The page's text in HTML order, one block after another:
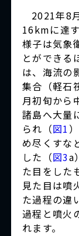
2021年8
16kmに達
様子は気象
とができる
は、海流の
集合（軽石
月初旬から
諸島へ大量
られ（図1
め尽くすな
した（図3a
た目をした
見た目は噴
た過程の違
過程と噴火
れます。